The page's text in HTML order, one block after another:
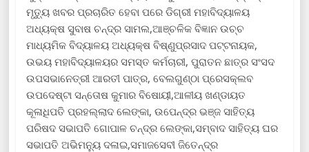
ମୃତ୍ୟୁ ଖବର ପ୍ରଚାରିତ ହେବା ପରେ ଡିଗ୍ରୀ ମହାବିଦ୍ୟାଳୟ
ଅଧ୍ୟକ୍ଷ ସୁବାଷ ଚନ୍ଦ୍ର ସାମଲ,ଆଞ୍ଚଳିକ ବିଜ୍ଞାନ ଉଚ୍ଚ
ମାଧ୍ୟମିକ ବିଦ୍ୟାଳୟ ଅଧ୍ୟକ୍ଷ ବିଷ୍ଣୁପ୍ରସାଦ ପଟ୍ଟନାୟକ,
ଉଭୟ ମହାବିଦ୍ୟାଳୟର ସମସ୍ତ କର୍ମଚାରୀ, ପୁରାତନ ଛାତ୍ର ସଂସଦ
ଉପସଭାନେତ୍ରୀ ଆରତୀ ପାତ୍ର, ବେଲଗୁଣ୍ଠା ପ୍ରେସକ୍ଲବ
ଉପଦେଷ୍ଟା ସନ୍ତୋଷ କୁମାର ବିଷୋୟୀ,ଆଳୀୟ ଖଣ୍ଡାୟତ
କୂଳାଧିପତି ପ୍ରହଲ୍ଲାଦ ଲେଙ୍କା, ଉପେନ୍ଦ୍ର ଭଞ୍ଜ ସାହିତ୍ୟ
ପରିଷଦ ସଭାପତି ଗୋପାଳ ଚନ୍ଦ୍ର ଲେଙ୍କା,ସମ୍ବାଦ ସାହିତ୍ୟ ଘର
ସଭାପତି ଅଭିମନ୍ୟୁ ଦଳାଇ,ସମାଜସେବୀ ଜିତେନ୍ଦ୍ର